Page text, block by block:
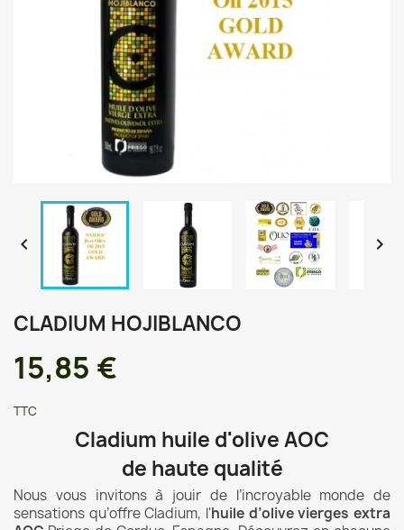
 
CLADIUM HOJIBLANCO
15,85 €
TTC
Cladium huile d'olive AOC
de haute qualité
Nous vous invitons à jouir de l’incroyable monde de
sensations qu’offre Cladium, l'huile d’olive vierges extra